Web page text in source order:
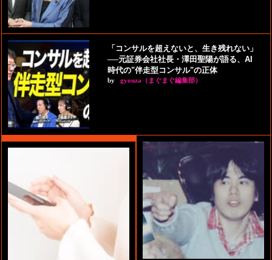
「コンサルを超えないと、生き残れない」
──元証券会社社長・澤田聖陽が語る、AI
時代の"伴走型コンサル"の正体
by gyouza（まぐまぐ編集部）